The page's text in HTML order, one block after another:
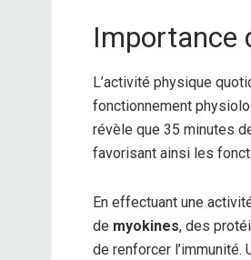
Importance
L’activité physique
fonctionnement
révèle que 35 minutes
favorisant ainsi les
En effectuant une
de myokines, des
de renforcer l’immunité.